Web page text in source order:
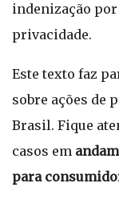
indenização
privacidade.
Este texto faz
sobre ações de
Brasil. Fique
casos em
para